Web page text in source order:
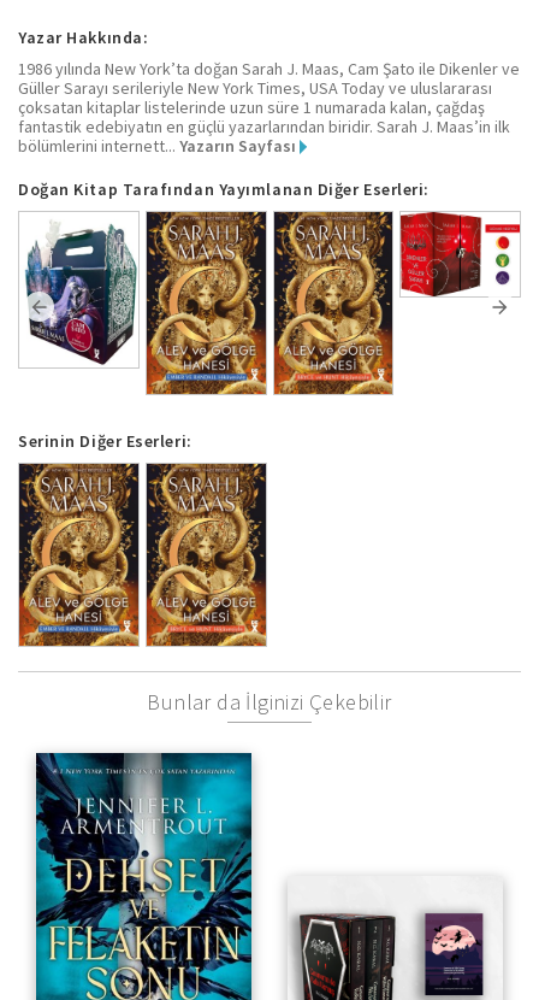
Yazar Hakkında:
1986 yılında New York’ta doğan Sarah J. Maas, Cam Şato ile Dikenler ve
Güller Sarayı serileriyle New York Times, USA Today ve uluslararası
çoksatan kitaplar listelerinde uzun süre 1 numarada kalan, çağdaş
fantastik edebiyatın en güçlü yazarlarından biridir. Sarah J. Maas’in ilk
bölümlerini internett... Yazarın Sayfası
Doğan Kitap Tarafından Yayımlanan Diğer Eserleri:
Serinin Diğer Eserleri:
Bunlar da İlginizi Çekebilir